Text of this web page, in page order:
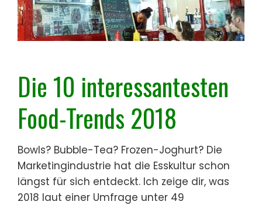
Die 10 interessantesten
Food-Trends 2018
Bowls? Bubble-Tea? Frozen-Joghurt? Die
Marketingindustrie hat die Esskultur schon
längst für sich entdeckt. Ich zeige dir, was
2018 laut einer Umfrage unter 49